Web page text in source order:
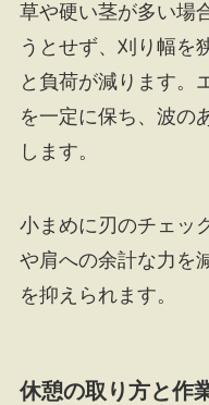
草や硬い茎が多い場
うとせず、刈り幅を
と負荷が減ります。
を一定に保ち、波の
します。
小まめに刃のチェッ
や肩への余計な力を
を抑えられます。
休憩の取り方と作